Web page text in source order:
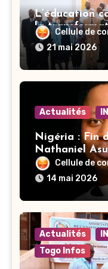
L’éducation
la
Cellule de
21 mai 2026
Actualités
Nigéria : Fin
Nathaniel
mois deCellule de
14 mai 2026
Actualités
Togo Infos